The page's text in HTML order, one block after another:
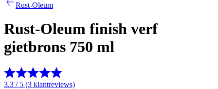
Rust-Oleum
Rust-Oleum finish verf
gietbrons 750 ml
3.3 / 5 (3 klantreviews)